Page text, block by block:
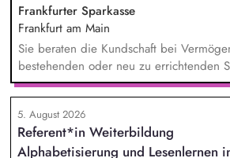
Frankfurter Sparkasse
Frankfurt am Main
Sie beraten die Kundschaft bei
bestehenden oder neu zu errichtenden
Lebzeiten als auch im Rahmen der
übernehmen eigenverantwortlich alle
bei der Testamentsvollstreckung und
wirken aktiv an Werbemaßnahmen im
Nachlassmanagement mit, auch in
5. August 2026
Referent*in Weiterbildung
Alphabetisierung und Lesenlernen